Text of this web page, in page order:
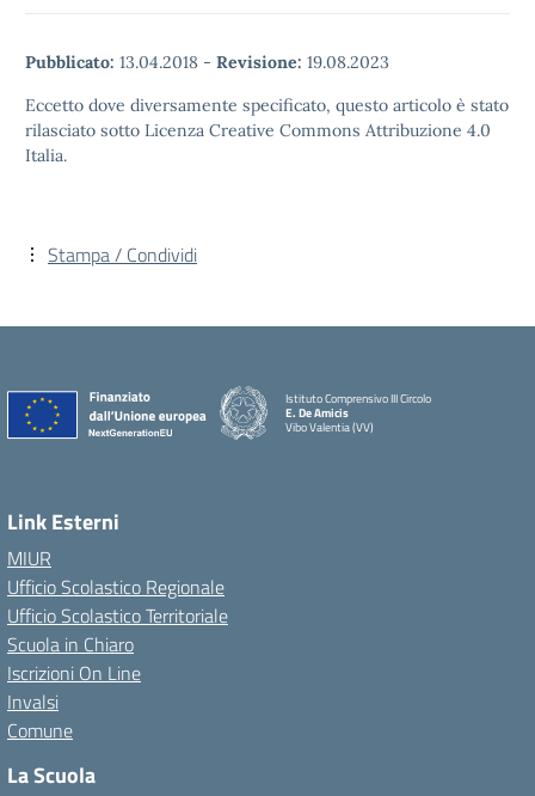
Pubblicato: 13.04.2018 - Revisione: 19.08.2023
Eccetto dove diversamente specificato, questo articolo è stato
rilasciato sotto Licenza Creative Commons Attribuzione 4.0
Italia.
Stampa / Condividi
Istituto Comprensivo III Circolo
E. De Amicis
Vibo Valentia (VV)
Link Esterni
MIUR
Ufficio Scolastico Regionale
Ufficio Scolastico Territoriale
Scuola in Chiaro
Iscrizioni On Line
Invalsi
Comune
La Scuola